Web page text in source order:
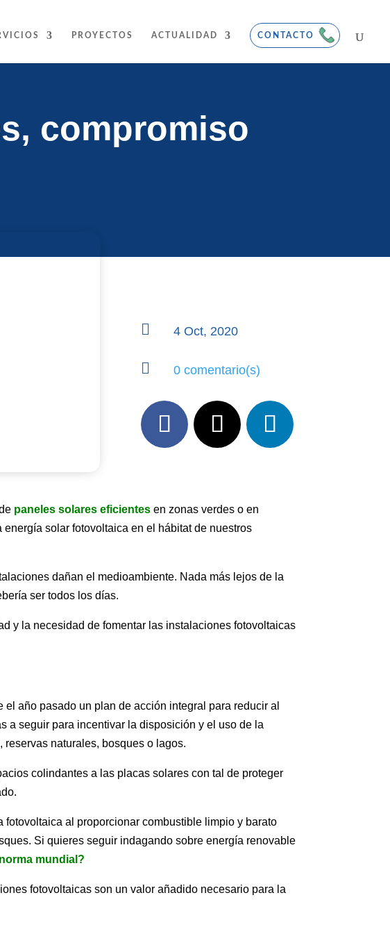
PROYECTOS ACTUALIDAD CONTACTO
compromiso
 4 Oct, 2020
 0 comentario(s)
paneles solares eficientes en zonas verdes o en
solar fotovoltaica en el hábitat de nuestros
dañan el medioambiente. Nada más lejos de la
ser todos los días.
y la necesidad de fomentar las instalaciones fotovoltaicas
año pasado un plan de acción integral para reducir al
a seguir para incentivar la disposición y el uso de la
naturales, bosques o lagos.
colindantes a las placas solares con tal de proteger
al proporcionar combustible limpio y barato
Si quieres seguir indagando sobre energía renovable
mundial?
fotovoltaicas son un valor añadido necesario para la